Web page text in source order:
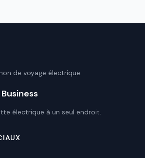
de voyage électrique.
électrique à un seul endroit.